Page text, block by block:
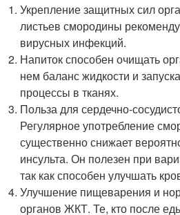
Укрепление защитных сил
листьев смородины
вирусных инфекций.
Напиток способен очищать
нем баланс жидкости и
процессы в тканях.
Польза для сердечно-
Регулярное употребление
существенно снижает
инсульта. Он полезен при
так как способен улучшать
Улучшение пищеварения и
органов ЖКТ. Те, кто после